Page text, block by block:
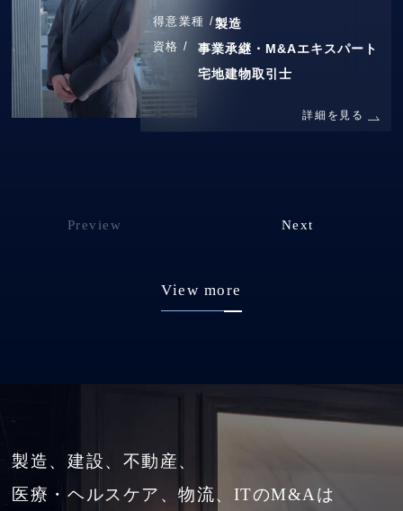
得意業種 /製造
資格 /
事業承継・M&Aエキスパート
宅地建物取引士
詳細を見る
Preview Next
View more
製造、建設、不動産、
医療・ヘルスケア、物流、ITのM&Aは